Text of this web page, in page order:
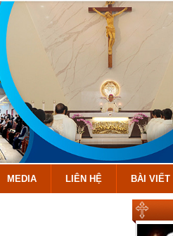
MEDIA LIÊN HỆ BÀI VIẾT